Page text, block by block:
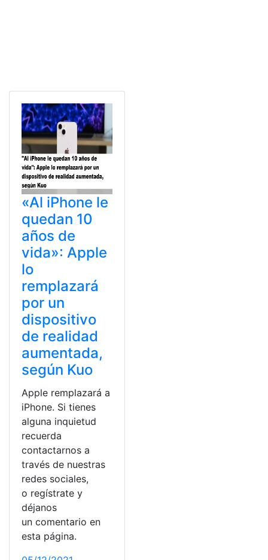
«Al iPhone le
quedan 10
años de
vida»: Apple
lo
remplazará
por un
dispositivo
de realidad
aumentada,
según Kuo
Apple remplazará a
iPhone. Si tienes
alguna inquietud
recuerda
contactarnos a
través de nuestras
redes sociales,
o regístrate y
déjanos
un comentario en
esta página.